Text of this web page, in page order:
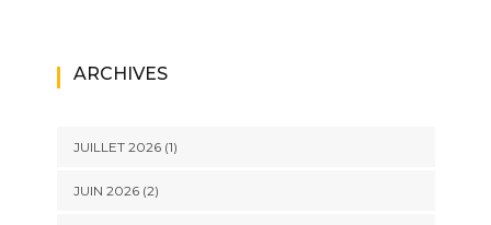
ARCHIVES
JUILLET 2026(1)
JUIN 2026(2)